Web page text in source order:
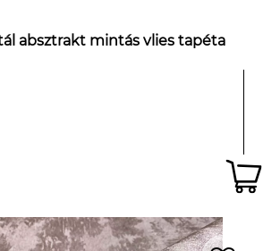
absztrakt mintás vlies tapéta